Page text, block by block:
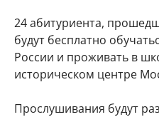
24 абитуриента,
будут бесплатно
России и проживать в
историческом центре
Прослушивания будут